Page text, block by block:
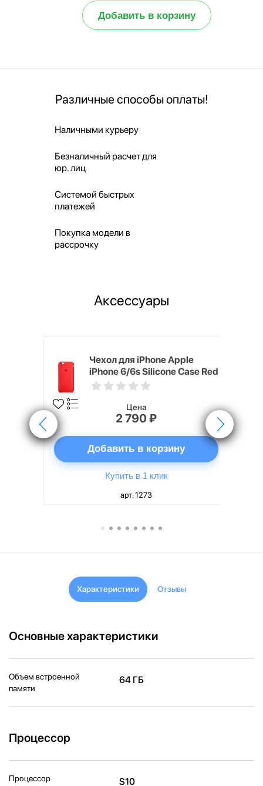
Добавить в корзину
Различные способы оплаты!
Наличными курьеру
Безналичный расчет для
юр. лиц
Системой быстрых
платежей
Покупка модели в
рассрочку
Аксессуары
Чехол для iPhone Apple
iPhone 6/6s Silicone Case Red
Цена
2 790 ₽
Добавить в корзину
Купить в 1 клик
арт. 1273
Характеристики Отзывы
Основные характеристики
Объем встроенной
памяти
64 ГБ
Процессор
Процессор S10